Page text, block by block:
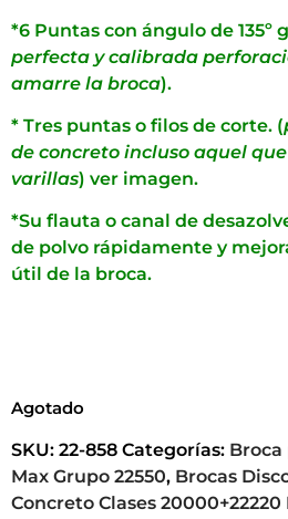
*6 Puntas con ángulo de 135º
perfecta y calibrada
amarre la broca).
* Tres puntas o filos de corte. (
de concreto incluso aquel
varillas) ver imagen.
*Su flauta o canal de
de polvo rápidamente y
útil de la broca.
Agotado
SKU: 22-858 Categorías: Broca
Max Grupo 22550, Brocas
Concreto Clases 20000+22220